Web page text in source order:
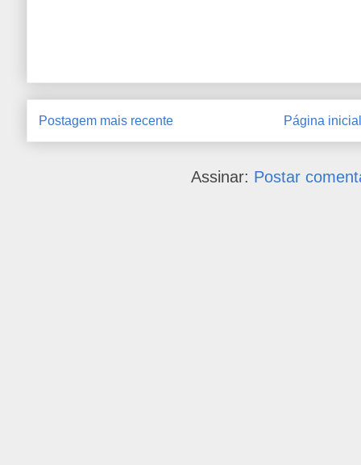
Postagem mais recente Página inicial
Assinar: Postar